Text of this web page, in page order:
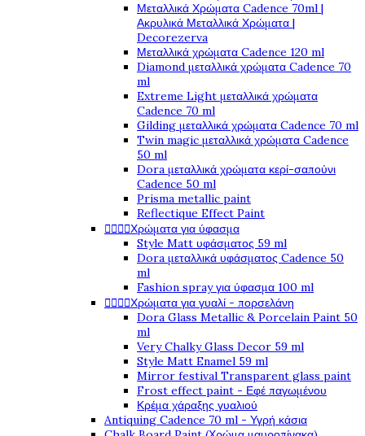
Μεταλλικά Χρώματα Cadence 70ml |
Ακρυλικά Μεταλλικά Χρώματα |
Decorezerva
Μεταλλικά χρώματα Cadence 120 ml
Diamond μεταλλικά χρώματα Cadence 70
ml
Extreme Light μεταλλικά χρώματα
Cadence 70 ml
Gilding μεταλλικά χρώματα Cadence 70 ml
Twin magic μεταλλικά χρώματα Cadence
50 ml
Dora μεταλλικά χρώματα κερί-σαπούνι
Cadence 50 ml
Prisma metallic paint
Reflectique Effect Paint
Χρώματα για ύφασμα
Style Matt υφάσματος 59 ml
Dora μεταλλικά υφάσματος Cadence 50
ml
Fashion spray για ύφασμα 100 ml
Χρώματα για γυαλί - πορσελάνη
Dora Glass Metallic & Porcelain Paint 50
ml
Very Chalky Glass Decor 59 ml
Style Matt Enamel 59 ml
Mirror festival Transparent glass paint
Frost effect paint - Εφέ παγωμένου
Κρέμα χάραξης γυαλιού
Antiquing Cadence 70 ml - Υγρή κάσια